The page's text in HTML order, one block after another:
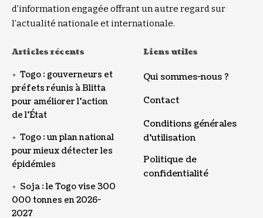
d’information engagée offrant un autre regard sur
l’actualité nationale et internationale.
Articles récents
Togo : gouverneurs et
préfets réunis à Blitta
pour améliorer l’action
de l’État
Togo : un plan national
pour mieux détecter les
épidémies
Soja : le Togo vise 300
000 tonnes en 2026-
2027
Liens utiles
Qui sommes-nous ?
Contact
Conditions générales
d’utilisation
Politique de
confidentialité